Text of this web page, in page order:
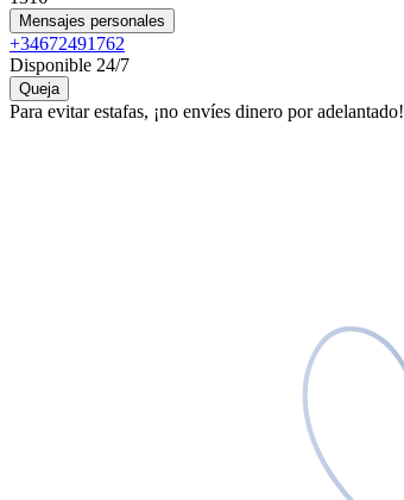
Mensajes personales
+34672491762
Disponible 24/7
Queja
Para evitar estafas, ¡no envíes dinero por adelantado!